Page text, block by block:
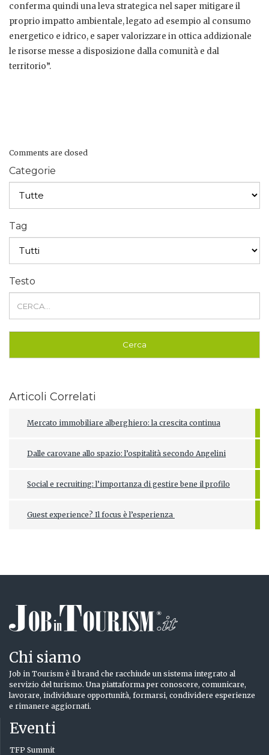
conferma quindi una leva strategica nel saper mitigare il
proprio impatto ambientale, legato ad esempio al consumo
energetico e idrico, e saper valorizzare in ottica addizionale
le risorse messe a disposizione dalla comunità e dal
territorio”.
Comments are closed
Categorie
Tag
Testo
Articoli Correlati
Mercato immobiliare alberghiero: la crescita continua
Dalle carovane allo spazio: l’ospitalità secondo Angelini
Social e recruiting: l’importanza di gestire bene il profilo
Guest experience? Il focus è l’esperienza
Chi siamo
Job in Tourism è il brand che racchiude un sistema integrato al
servizio del turismo. Una piattaforma per conoscere, comunicare,
lavorare, individuare opportunità, formarsi, condividere esperienze
e rimanere aggiornati.
Eventi
TFP Summit